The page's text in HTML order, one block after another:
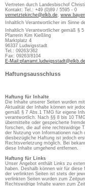
Vertreten durch Landesbischof
Kontakt: Tel.: +49 (0)89 / 5595 - 0
vernetztekirche@elkb.de,
Inhaltlich Verantwortlicher im Sinne
Inhaltlich Verantwortlicher gemäß §
Pfarrerin Kim Kießling
Marktplatz 4
96337 Ludwigsstadt
Tel.: 09263/362
Fax: 09263/8104
E-Mail:pfarramt.ludwigsstadt@elkb.de
Haftungsausschluss
Haftung für Inhalte
Die Inhalte unserer Seiten wurden
Aktualität der Inhalte können wir
gemäß § 7 Abs.1 TMG für eigene
verantwortlich. Nach §§ 8 bis 10
übermittelte oder gespeicherte
forschen, die auf eine rechtswidrige
der Nutzung von Informationen nach
diesbezügliche Haftung ist jedoch
Rechtsverletzung möglich. Bei
diese Inhalte umgehend entfernen.
Haftung für Links
Unser Angebot enthält Links zu
haben. Deshalb können wir für
der verlinkten Seiten ist stets der
verlinkten Seiten wurden zum
Rechtswidrige Inhalte waren zum